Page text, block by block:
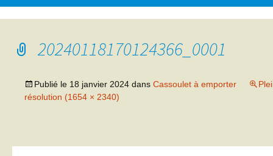
20240118170124366_0001
Publié le 18 janvier 2024 dans Cassoulet à emporter
résolution (1654 × 2340)